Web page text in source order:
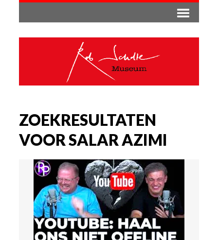
ZOEKRESULTATEN
VOOR SALAR AZIMI